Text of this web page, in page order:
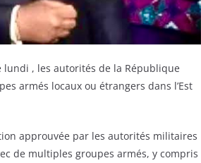
lundi , les autorités de la République
armés locaux ou étrangers dans l’Est
approuvée par les autorités militaires
de multiples groupes armés, y compris